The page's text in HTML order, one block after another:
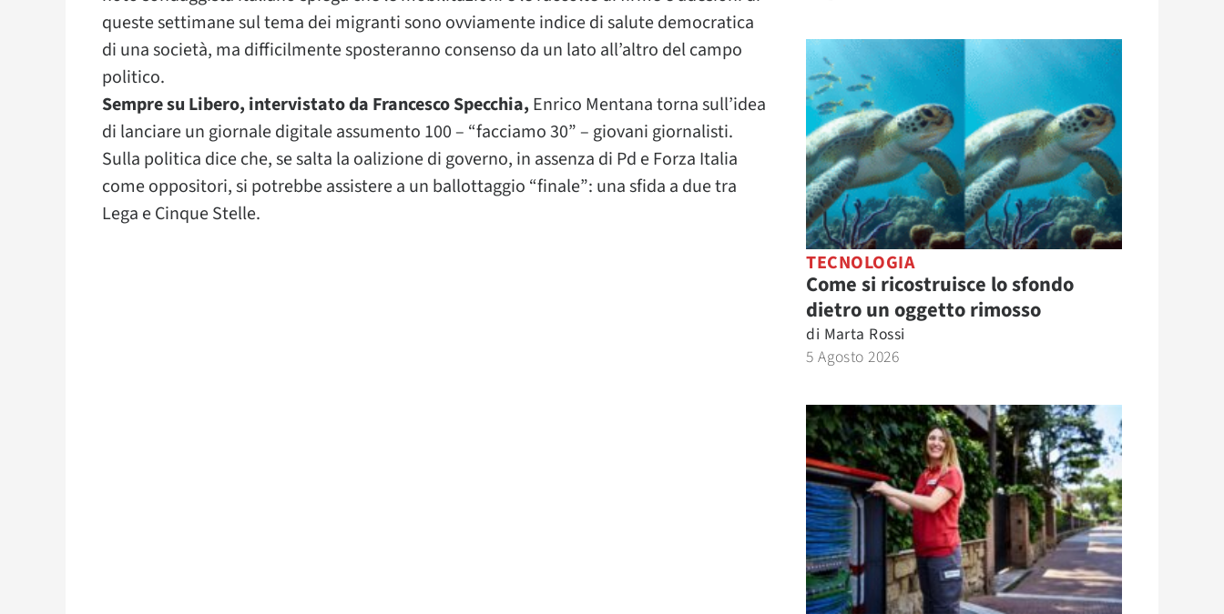
queste settimane sul tema dei migranti sono ovviamente indice di salute democratica
di una società, ma difficilmente sposteranno consenso da un lato all’altro del campo
politico.
Sempre su Libero, intervistato da Francesco Specchia, Enrico Mentana torna sull’idea
di lanciare un giornale digitale assumento 100 – “facciamo 30” – giovani giornalisti.
Sulla politica dice che, se salta la oalizione di governo, in assenza di Pd e Forza Italia
come oppositori, si potrebbe assistere a un ballottaggio “finale”: una sfida a due tra
Lega e Cinque Stelle.
TECNOLOGIA
Come si ricostruisce lo sfondo
dietro un oggetto rimosso
di Marta Rossi
5 Agosto 2026